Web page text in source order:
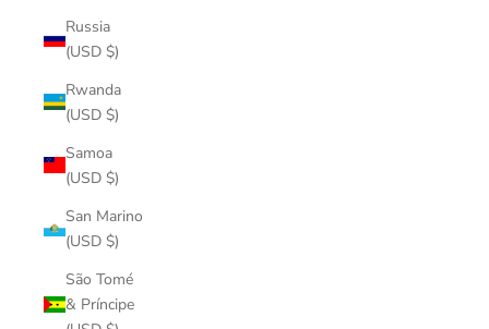
Russia
(USD $)
Rwanda
(USD $)
Samoa
(USD $)
San Marino
(USD $)
São Tomé
& Príncipe